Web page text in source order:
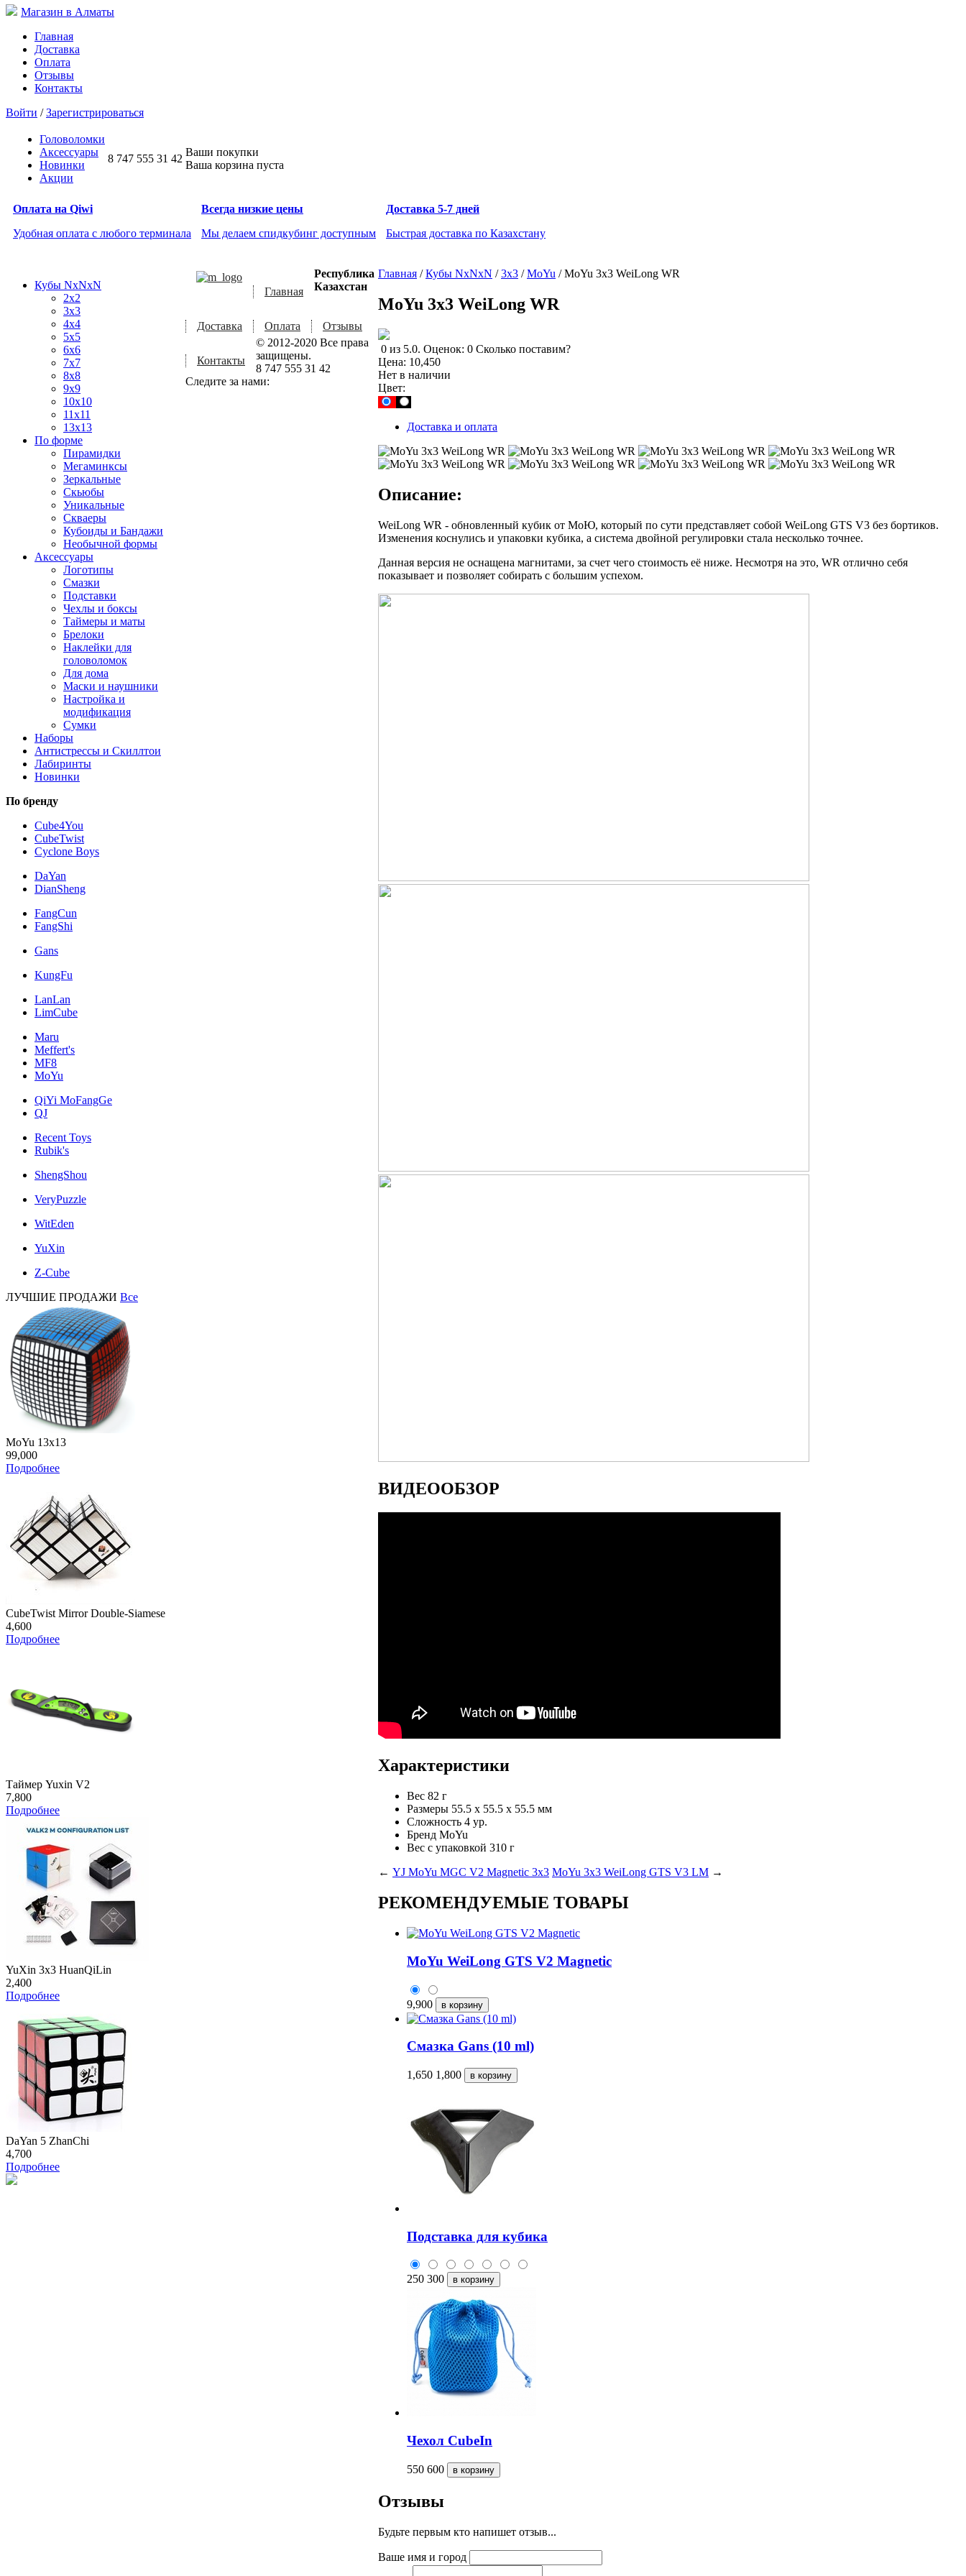
Магазин в Алматы
Главная
Доставка
Оплата
Отзывы
Контакты
Войти /Зарегистрироваться
Головоломки
Аксессуары
Новинки
Акции
8 747 555 31 42
Ваши покупки
Ваша корзина пуста
Оплата на Qiwi
Удобная оплата с любого терминала
Всегда низкие цены
Мы делаем спидкубинг доступным
Доставка 5-7 дней
Быстрая доставка по Казахстану
Кубы NxNxN
2x2
3x3
4x4
5x5
6x6
7x7
8x8
9x9
10x10
11x11
13x13
По форме
Пирамидки
Мегаминксы
Зеркальные
Скьюбы
Уникальные
Скваеры
Кубоиды и Бандажи
Необычной формы
Аксессуары
Логотипы
Смазки
Подставки
Чехлы и боксы
Таймеры и маты
Брелоки
Наклейки для
головоломок
Для дома
Маски и наушники
Настройка и
модификация
Сумки
Наборы
Антистрессы и Скиллтои
Лабиринты
Новинки
По бренду
Cube4You
CubeTwist
Cyclone Boys
DaYan
DianSheng
FangCun
FangShi
Gans
KungFu
LanLan
LimCube
Maru
Meffert's
MF8
MoYu
QiYi MoFangGe
QJ
Recent Toys
Rubik's
ShengShou
VeryPuzzle
WitEden
YuXin
Z-Cube
ЛУЧШИЕ ПРОДАЖИ Все
MoYu 13x13
99,000
Подробнее
CubeTwist Mirror Double-Siamese
4,600
Подробнее
Таймер Yuxin V2
7,800
Подробнее
YuXin 3x3 HuanQiLin
2,400
Подробнее
DaYan 5 ZhanChi
4,700
Подробнее
Главная / Кубы NxNxN / 3x3 / MoYu /MoYu 3x3 WeiLong WR
MoYu 3x3 WeiLong WR
0 из 5.0. Оценок: 0 Сколько поставим?
Цена: 10,450
Нет в наличии
Цвет:
Доставка и оплата
Описание:
WeiLong WR - обновленный кубик от МоЮ, который по сути представляет собой WeiLong GTS V3 без бортиков.
Изменения коснулись и упаковки кубика, а система двойной регулировки стала несколько точнее.
Данная версия не оснащена магнитами, за счет чего стоимость её ниже. Несмотря на это, WR отлично себя
показывает и позволяет собирать с большим успехом.
ВИДЕООБЗОР
Характеристики
Вес 82 г
Размеры 55.5 x 55.5 x 55.5 мм
Сложность 4 ур.
Бренд MoYu
Вес с упаковкой 310 г
← YJ MoYu MGC V2 Magnetic 3x3 MoYu 3x3 WeiLong GTS V3 LM →
РЕКОМЕНДУЕМЫЕ ТОВАРЫ
MoYu WeiLong GTS V2 Magnetic
9,900
Смазка Gans (10 ml)
1,650 1,800
Подставка для кубика
250 300
Чехол CubeIn
550 600
Отзывы
Будьте первым кто напишет отзыв...
Ваше имя и город
Главная
Доставка Оплата Отзывы
Контакты
Республика
Казахстан
© 2012-2020 Все права
защищены.
8 747 555 31 42
Следите за нами: